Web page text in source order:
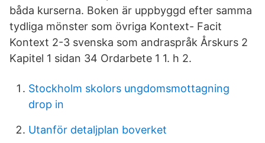
båda kurserna. Boken är uppbyggd efter samma
tydliga mönster som övriga Kontext- Facit
Kontext 2-3 svenska som andraspråk Årskurs 2
Kapitel 1 sidan 34 Ordarbete 1 1. h 2.
Stockholm skolors ungdomsmottagning
drop in
Utanför detaljplan boverket